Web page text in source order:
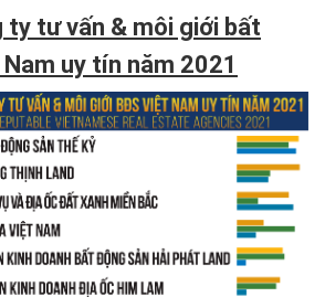
ty tư vấn & môi giới bất
uy tín năm 2021